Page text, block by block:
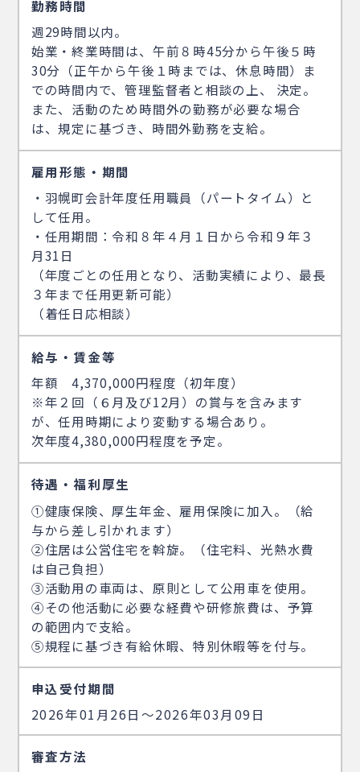
勤務時間
週29時間以内。
始業・終業時間は、午前８時45分から午後５時
30分（正午から午後１時までは、休息時間）ま
での時間内で、管理監督者と相談の上、 決定。
また、活動のため時間外の勤務が必要な場合
は、規定に基づき、時間外勤務を支給。
雇用形態・期間
・羽幌町会計年度任用職員（パートタイム）と
して任用。
・任用期間：令和８年４月１日から令和９年３
月31日
（年度ごとの任用となり、活動実績により、最長
３年まで任用更新可能）
（着任日応相談）
給与・賃金等
年額 4,370,000円程度（初年度）
※年２回（６月及び12月）の賞与を含みます
が、任用時期により変動する場合あり。
次年度4,380,000円程度を予定。
待遇・福利厚生
①健康保険、厚生年金、雇用保険に加入。（給
与から差し引かれます）
②住居は公営住宅を斡旋。（住宅料、光熱水費
は自己負担）
③活動用の車両は、原則として公用車を使用。
④その他活動に必要な経費や研修旅費は、予算
の範囲内で支給。
⑤規程に基づき有給休暇、特別休暇等を付与。
申込受付期間
2026年01月26日〜2026年03月09日
審査方法